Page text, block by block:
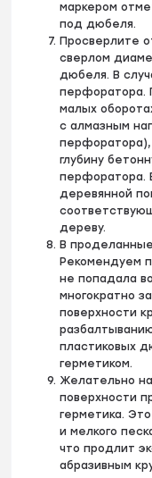
маркером
под дюбеля.
Просверлите
сверлом
дюбеля. В
перфоратора.
малых
с алмазным
глубину
перфоратора.
деревянной
дереву.
В
Рекомендуем
не попадала
многократно
поверхности
пластиковых
герметиком.
Желательно
поверхности
герметика.
и мелкого
что продлит
абразивным